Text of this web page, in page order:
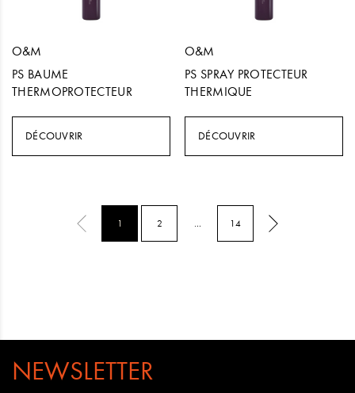
O&M
PS BAUME
THERMOPROTECTEUR
DÉCOUVRIR
O&M
PS SPRAY PROTECTEUR
THERMIQUE
DÉCOUVRIR
1 2 14
NEWSLETTER